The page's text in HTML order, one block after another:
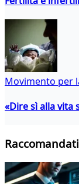
Movimento per
«Dire sì alla vita